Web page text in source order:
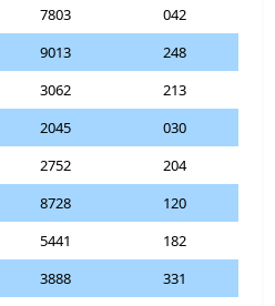
7803
042
9013
248
3062
213
2045
030
2752
204
8728
120
5441
182
3888 331